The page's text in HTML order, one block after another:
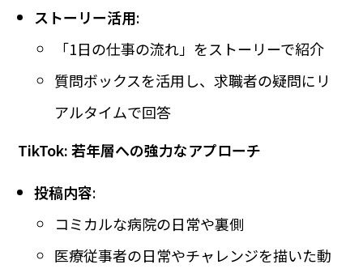
ストーリー活用:
「1日の仕事の流れ」をストーリーで紹介
質問ボックスを活用し、求職者の疑問にリ
アルタイムで回答
TikTok: 若年層への強力なアプローチ
投稿内容:
コミカルな病院の日常や裏側
医療従事者の日常やチャレンジを描いた動